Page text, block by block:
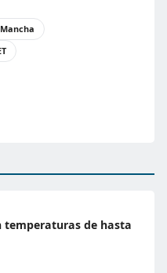
temperaturas de hasta